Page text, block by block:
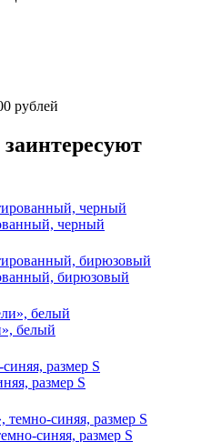
рублей
черный
бирюзовый
белый
размер S
синяя, размер S